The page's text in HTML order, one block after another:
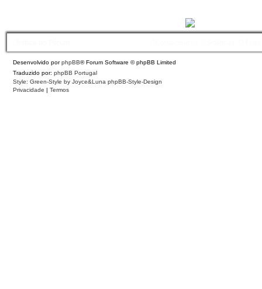
Desenvolvido porphpBB® Forum Software © phpBB Limited
Traduzido por: phpBB Portugal
Style: Green-Style by Joyce&Luna phpBB-Style-Design
Privacidade | Termos